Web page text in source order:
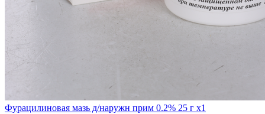
Фурацилиновая мазь д/наружн прим 0.2% 25 г x1